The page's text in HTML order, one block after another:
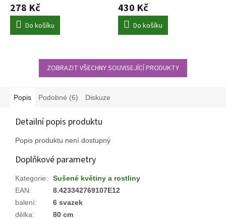
278 Kč
Do košíku
430 Kč
Do košíku
ZOBRAZIT VŠECHNY SOUVISEJÍCÍ PRODUKTY
Popis Podobné (6) Diskuze
Detailní popis produktu
Popis produktu není dostupný
Doplňkové parametry
Kategorie:
Sušené květiny a rostliny
EAN:
8.423342769107E12
balení:
6 svazek
délka:
80 cm